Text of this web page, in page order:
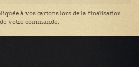
à vos cartons lors de la finalisation
de votre commande.